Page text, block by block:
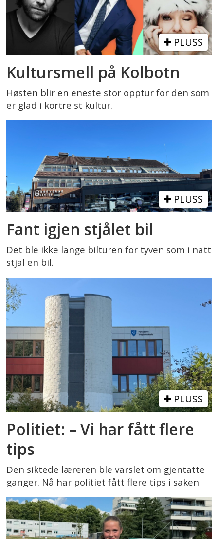
PLUSS
Kultursmell på Kolbotn
Høsten blir en eneste stor opptur for den som
er glad i kortreist kultur.
PLUSS
Fant igjen stjålet bil
Det ble ikke lange bilturen for tyven som i natt
stjal en bil.
PLUSS
Politiet: – Vi har fått flere
tips
Den siktede læreren ble varslet om gjentatte
ganger. Nå har politiet fått flere tips i saken.